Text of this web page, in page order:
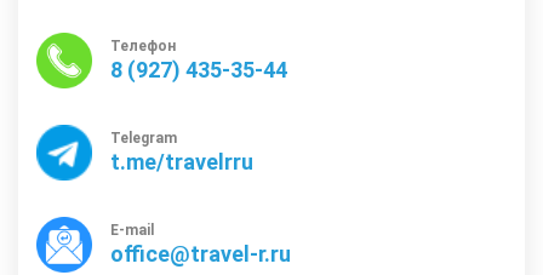
Телефон
8 (927) 435-35-44
Telegram
t.me/travelrru
E-mail
office@travel-r.ru